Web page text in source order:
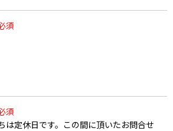
須
須
は定休日です。この間に頂いたお問合せ